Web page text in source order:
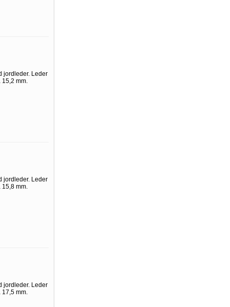
jordleder. Leder
mm.
jordleder. Leder
mm.
jordleder. Leder
mm.